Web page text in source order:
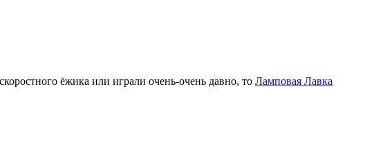
ёжика или играли очень-очень давно, то Ламповая Лавка